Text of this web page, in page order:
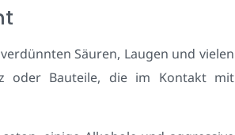
Säuren, Laugen und vielen
oder Bauteile, die im Kontakt mit